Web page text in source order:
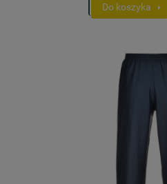
Do koszyka